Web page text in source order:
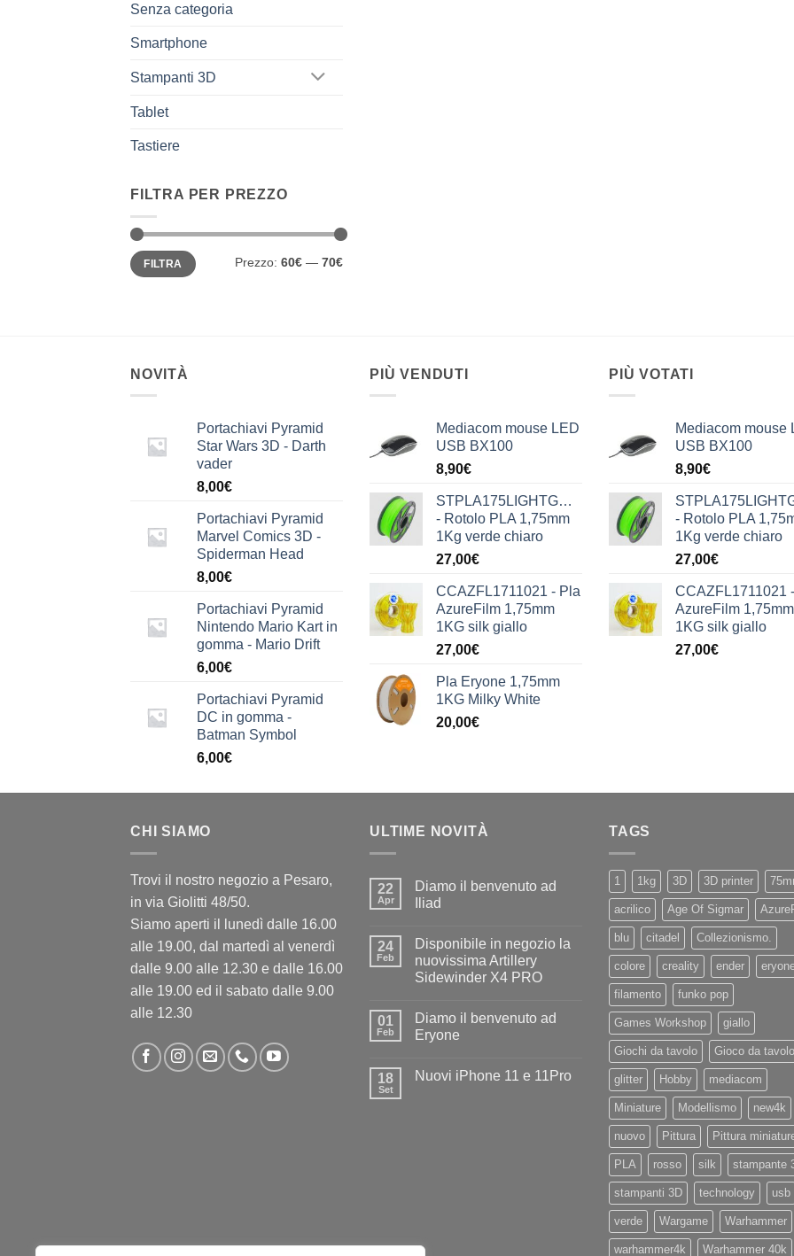
Senza categoria
Smartphone
Stampanti 3D
Tablet
Tastiere
FILTRA PER PREZZO
Prezzo
Min
Prezzo
MaxFILTRA Prezzo: 60€ — 70€
NOVITÀ
Portachiavi Pyramid
Star Wars 3D - Darth
vader
8,00€
Portachiavi Pyramid
Marvel Comics 3D -
Spiderman Head
8,00€
Portachiavi Pyramid
Nintendo Mario Kart in
gomma - Mario Drift
6,00€
Portachiavi Pyramid
DC in gomma -
Batman Symbol
6,00€
PIÙ VENDUTI
Mediacom mouse LED
USB BX100
8,90€
STPLA175LIGHTGREEN1KG
- Rotolo PLA 1,75mm
1Kg verde chiaro
27,00€
CCAZFL1711021 - Pla
AzureFilm 1,75mm
1KG silk giallo
27,00€
Pla Eryone 1,75mm
1KG Milky White
20,00€
PIÙ VOTATI
Mediacom mouse
USB BX100
8,90€
- Rotolo PLA
1Kg verde chiaro
27,00€
CCAZFL1711021
AzureFilm 1,75mm
1KG silk giallo
27,00€
CHI SIAMO
Trovi il nostro negozio a Pesaro,
in via Giolitti 48/50.
Siamo aperti il lunedì dalle 16.00
alle 19.00, dal martedì al venerdì
dalle 9.00 alle 12.30 e dalle 16.00
alle 19.00 ed il sabato dalle 9.00
alle 12.30
ULTIME NOVITÀ
22
Apr
Diamo il benvenuto ad
Iliad
su
Diamo
il
benvenuto
24
Feb
Disponibile in negozio la
nuovissima Artillery
Sidewinder X4 PRO
su
Disponibile
in
nuovissima
01
Feb
Diamo il benvenuto ad
Eryone
su
18
Set
Nuovi iPhone 11 e 11Pro
TAGS
1 1kg 3D 3D printer
acrilico Age Of Sigmar
blu citadel Collezionismo.
colore creality ender
filamento funko pop
Games Workshop giallo
Giochi da tavolo Gioco da tavolo
glitter Hobby mediacom
Miniature Modellismo new4k
nuovo Pittura Pittura
PLA rosso silk stampante
stampanti 3D technology usb
verde Wargame Warhammer
warhammer4k Warhammer 40k